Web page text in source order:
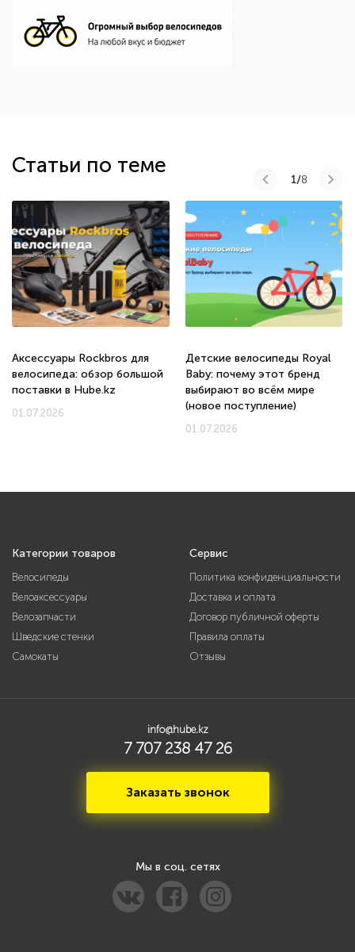
Статьи по теме
Аксессуары Rockbros для
велосипеда: обзор большой
поставки в Hube.kz
01.07.2026
Детские велосипеды Royal
Baby: почему этот бренд
выбирают во всём мире
(новое поступление)
01.07.2026
1/8
Категории товаров
Велосипеды
Велоаксессуары
Велозапчасти
Шведские стенки
Самокаты
Сервис
Политика конфиденциальности
Доставка и оплата
Договор публичной оферты
Правила оплаты
Отзывы
info@hube.kz
7 707 238 47 26
Заказать звонок
Мы в соц. сетях